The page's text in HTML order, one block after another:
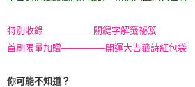
特別收錄────────關鍵字解籤祕笈
首刷限量加贈───────開運大吉籤詩紅包袋
你可能不知道？